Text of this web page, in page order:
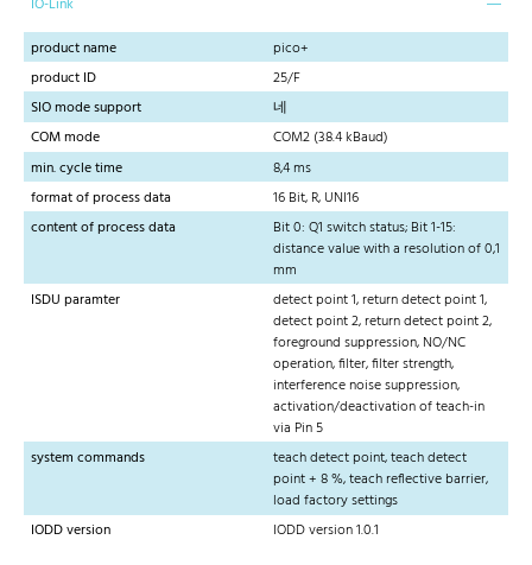
product name
pico+
product ID
25/F
SIO mode support
네
COM mode
COM2 (38.4 kBaud)
min. cycle time
8,4 ms
format of process data
16 Bit, R, UNI16
content of process data
Bit 0: Q1 switch status; Bit 1-15:
distance value with a resolution of 0,1
mm
ISDU paramter
detect point 1, return detect point 1,
detect point 2, return detect point 2,
foreground suppression, NO/NC
operation, filter, filter strength,
interference noise suppression,
activation/deactivation of teach-in
via Pin 5
system commands
teach detect point, teach detect
point + 8 %, teach reflective barrier,
load factory settings
IODD version
IODD version 1.0.1